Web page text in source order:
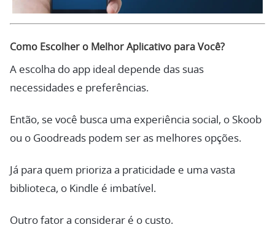
Como Escolher o Melhor Aplicativo para Você?
A escolha do app ideal depende das suas
necessidades e preferências.
Então, se você busca uma experiência social, o Skoob
ou o Goodreads podem ser as melhores opções.
Já para quem prioriza a praticidade e uma vasta
biblioteca, o Kindle é imbatível.
Outro fator a considerar é o custo.